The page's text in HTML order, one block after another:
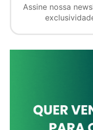
Assine nossa